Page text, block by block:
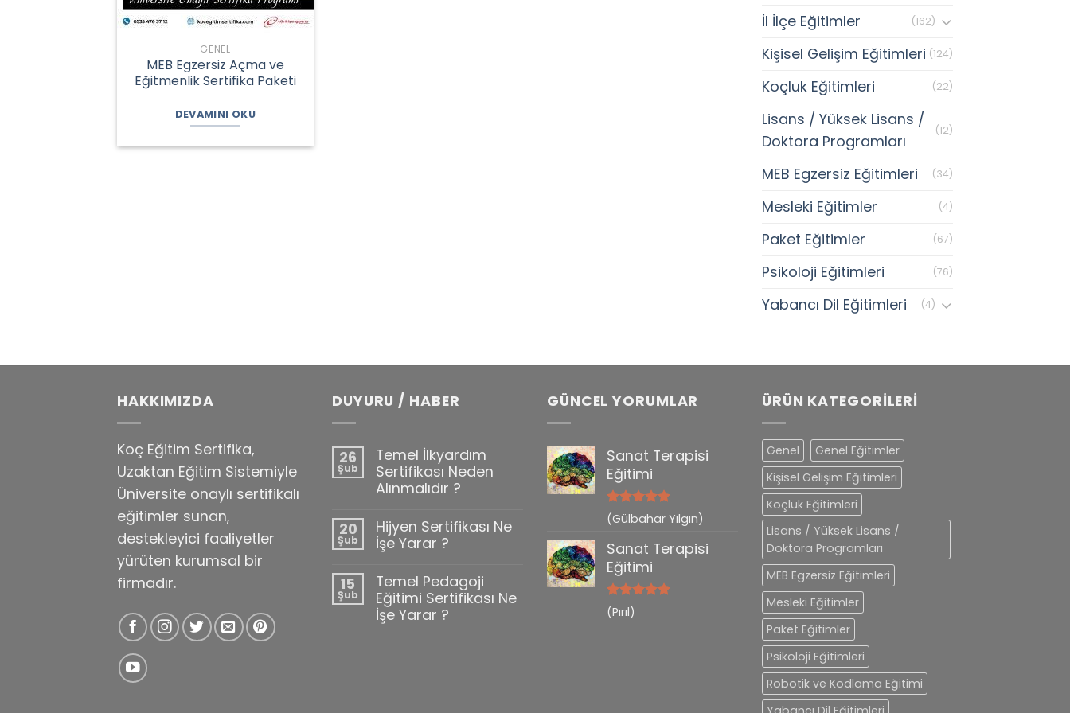
GENEL
MEB Egzersiz Açma ve
Eğitmenlik Sertifika Paketi
DEVAMINI OKU
İl İlçe Eğitimler (162)
Kişisel Gelişim Eğitimleri (124)
Koçluk Eğitimleri (22)
Lisans / Yüksek Lisans /
Doktora Programları
(12)
MEB Egzersiz Eğitimleri (34)
Mesleki Eğitimler (4)
Paket Eğitimler (67)
Psikoloji Eğitimleri (76)
Yabancı Dil Eğitimleri (4)
HAKKIMIZDA
Koç Eğitim Sertifika,
Uzaktan Eğitim Sistemiyle
Üniversite onaylı sertifikalı
eğitimler sunan,
destekleyici faaliyetler
yürüten kurumsal bir
firmadır.
DUYURU / HABER
26
Şub
Temel İlkyardım
Sertifikası Neden
Alınmalıdır ?
20
Şub
Hijyen Sertifikası Ne
İşe Yarar ?
15
Şub
Temel Pedagoji
Eğitimi Sertifikası Ne
İşe Yarar ?
GÜNCEL YORUMLAR
Sanat Terapisi
Eğitimi
5 üzerinden
5
(Gülbahar Yılgın)
Sanat Terapisi
Eğitimi
5 üzerinden
5
oy aldı
(Pırıl)
ÜRÜN KATEGORILERI
Genel
Genel Eğitimler
Kişisel Gelişim Eğitimleri
Koçluk Eğitimleri
Lisans / Yüksek Lisans /
Doktora Programları
MEB Egzersiz Eğitimleri
Mesleki Eğitimler
Paket Eğitimler
Psikoloji Eğitimleri
Robotik ve Kodlama Eğitimi